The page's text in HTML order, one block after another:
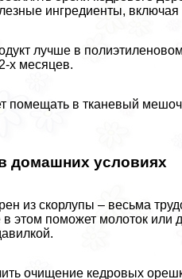
ингредиенты,
лучше в
х месяцев.
помещать в тканевый
домашних условиях
из скорлупы – весьма
этом поможет молоток или
очищение кедровых